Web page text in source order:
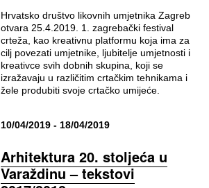
Hrvatsko društvo likovnih umjetnika Zagreb
otvara 25.4.2019. 1. zagrebački festival
crteža, kao kreativnu platformu koja ima za
cilj povezati umjetnike, ljubitelje umjetnosti i
kreativce svih dobnih skupina, koji se
izražavaju u različitim crtačkim tehnikama i
žele produbiti svoje crtačko umijeće.
10/04/2019 - 18/04/2019
Arhitektura 20. stoljeća u
Varaždinu – tekstovi